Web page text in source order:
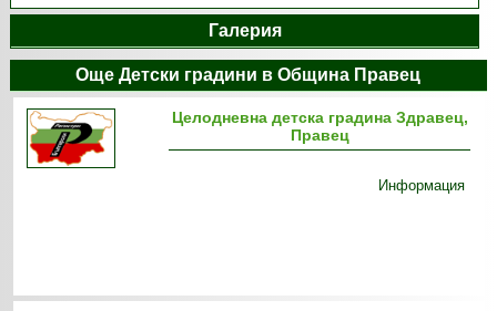
Галерия
Още Детски градини в Община Правец
Целодневна детска градина Здравец,
Правец
Информация